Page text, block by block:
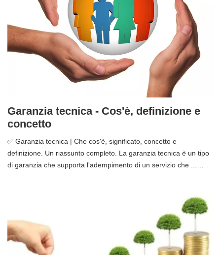
Garanzia tecnica - Cos'è, definizione e
concetto
✅ Garanzia tecnica | Che cos'è, significato, concetto e
definizione. Un riassunto completo. La garanzia tecnica è un tipo
di garanzia che supporta l'adempimento di un servizio che ...…